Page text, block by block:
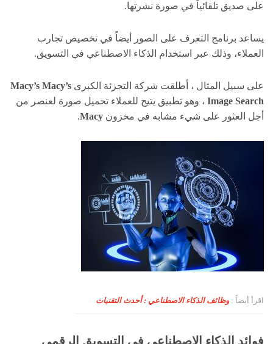
على صديق تلقائياً في صورة نشرتها.
يساعد برنامج التعرف على الصور أيضاً في تخصيص تجارب
العملاء، وذلك عبر استخدام الذكاء الاصطناعي في التسويق.
على سبيل المثال ، أطلقت شركة التجزئة الكبرى Macy’s Macy’s
Image Search ، وهو تطبيق يتيح للعملاء تحميل صورة لعنصر من
أجل العثور على شيء مشابه في مخزون Macy
.
اقرأ أيضاً :وظائف الذكاء الاصطناعي : أحدث التقنيات
فوائد الذكاء الاصطناعي في التسويق الرقمي